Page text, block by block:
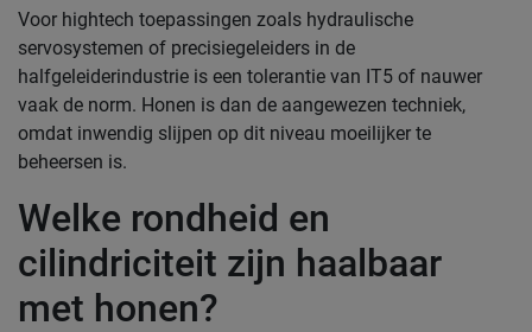
Voor hightech toepassingen zoals hydraulische
servosystemen of precisiegeleiders in de
halfgeleiderindustrie is een tolerantie van IT5 of nauwer
vaak de norm. Honen is dan de aangewezen techniek,
omdat inwendig slijpen op dit niveau moeilijker te
beheersen is.
Welke rondheid en
cilindriciteit zijn haalbaar
met honen?